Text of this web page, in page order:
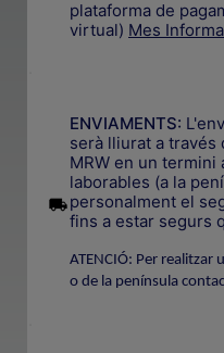
plataforma de
virtual) Mes
ENVIAMENTS:
serà lliurat a través
MRW en un termini
laborables (a la
personalment el
fins a estar segurs
ATENCIÓ: Per realitzar
o de la península